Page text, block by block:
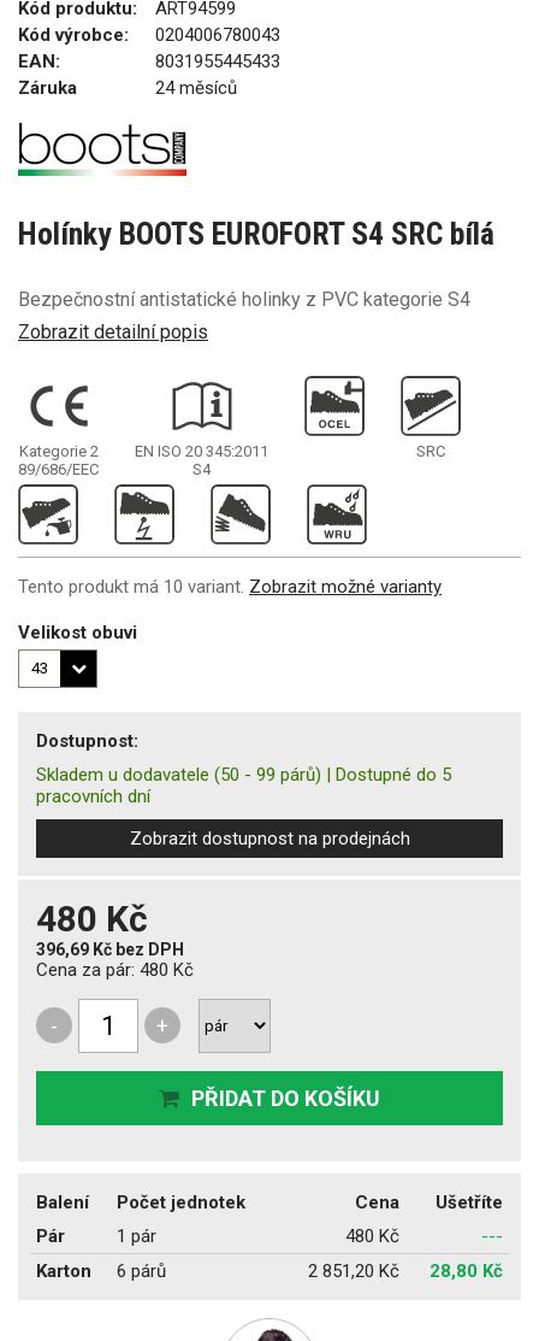
Kód produktu:
ART94599
Kód výrobce:
0204006780043
EAN:
8031955445433
Záruka
24 měsíců
Holínky BOOTS EUROFORT S4 SRC bílá
Bezpečnostní antistatické holinky z PVC kategorie S4
Zobrazit detailní popis
Kategorie 2
89/686/EEC
EN ISO 20 345:2011
S4
SRC
Tento produkt má 10 variant. Zobrazit možné varianty
Velikost obuvi
Dostupnost:
Skladem u dodavatele (50 - 99 párů) | Dostupné do 5
pracovních dní
Zobrazit dostupnost na prodejnách
480 Kč
396,69 Kč bez DPH
Cena za pár: 480 Kč
- +
PŘIDAT DO KOŠÍKU
Balení Počet jednotek Cena
Ušetříte
Pár
1 pár 480 Kč
---
Karton
6 párů 2 851,20 Kč 28,80 Kč